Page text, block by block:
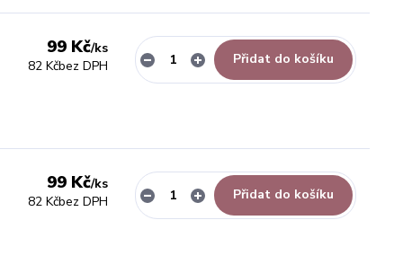
99 Kč/ks
82 Kčbez DPH Přidat do košíku
99 Kč/ks
82 Kčbez DPH Přidat do košíku